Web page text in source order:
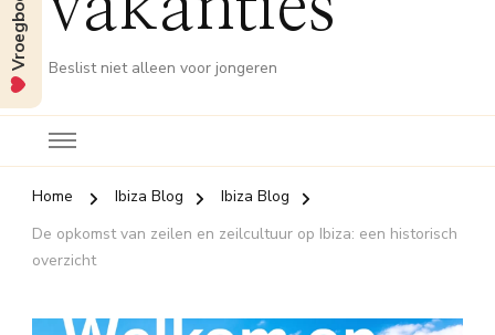
Beslist niet alleen voor jongeren
Home Ibiza Blog
Ibiza Blog
De opkomst van zeilen en zeilcultuur op Ibiza: een historisch
overzicht